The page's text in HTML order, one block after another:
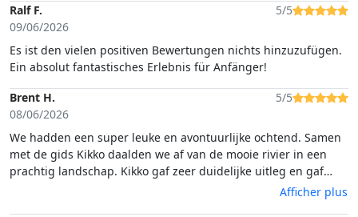
al een activiteit die lang in ons geheugen blijft zitten. Dank je
wel kikko!
Ralf F.
09/06/2026
5/5
Es ist den vielen positiven Bewertungen nichts hinzuzufügen.
Ein absolut fantastisches Erlebnis für Anfänger!
Brent H.
08/06/2026
5/5
We hadden een super leuke en avontuurlijke ochtend. Samen
met de gids Kikko daalden we af van de mooie rivier in een
prachtig landschap. Kikko gaf zeer duidelijke uitleg en gaf
deskundige begeleiding. Hij heeft ook humor, dat maakt de
Afficher plus